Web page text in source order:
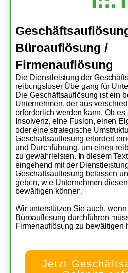
Büroauflösung /
Firmenauflösung
Die Dienstleistung der
reibungsloser Übergang für
Die Geschäftsauflösung ist ein
Unternehmen, der aus
erforderlich werden kann. Ob es
Insolvenz, eine Fusion, einen
oder eine strategische
Geschäftsauflösung erfordert
und Durchführung, um einen
zu gewährleisten. In diesem
eingehend mit der
Geschäftsauflösung befassen
geben, wie Unternehmen
bewältigen können.
Wir unterstützen Sie auch,
Büroauflösung durchführen
Firmenauflösung zu bewältigen
Jetzt